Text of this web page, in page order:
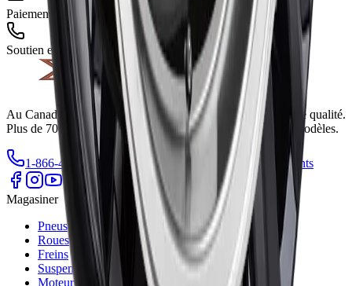
Paiement facile
Soutien expert
Au Canada, la source de confiance pour des pièces d'auto de qualité.
Plus de 700 000 pièces pour toutes les marques et tous les modèles.
1-866-461-2787 info@autrex.ca Nos emplacements
Magasiner
Pneus
Roues
Freins
Suspension
Moteur